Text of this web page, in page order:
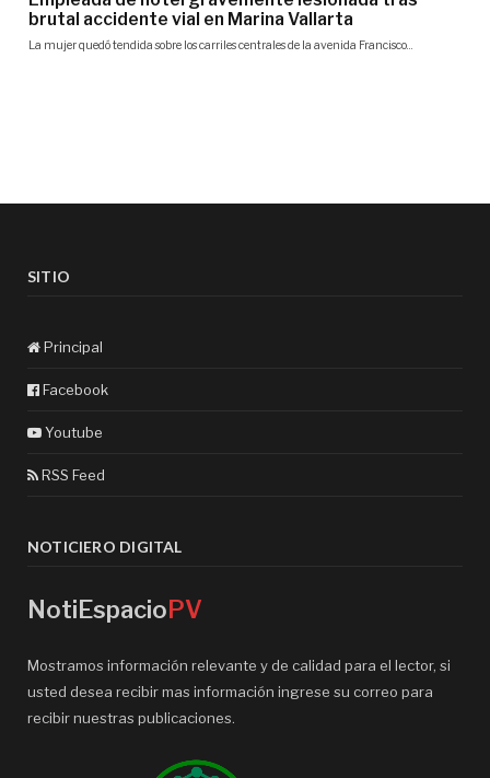
SITIO
Principal
Facebook
Youtube
RSS Feed
NOTICIERO DIGITAL
NotiEspacioPV
Mostramos información relevante y de calidad para el lector, si
usted desea recibir mas información ingrese su correo para
recibir nuestras publicaciones.